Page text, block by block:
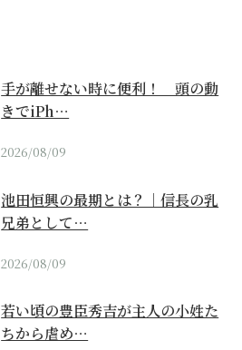
手が離せない時に便利！ 頭の動
きでiPh…
2026/08/09
池田恒興の最期とは？｜信長の乳
兄弟として…
2026/08/09
若い頃の豊臣秀吉が主人の小姓た
ちから虐め…